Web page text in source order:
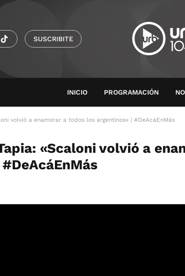
SUSCRIBITE
INICIO PROGRAMACIÓN
volvió a enamorar a todos los argentinos» | #DeAcáEnMás
«Scaloni volvió a